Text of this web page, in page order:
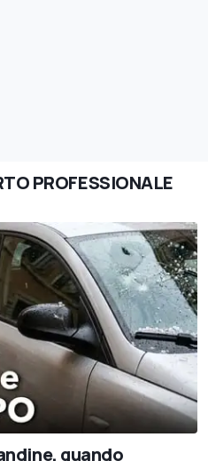
PROFESSIONALE
quando